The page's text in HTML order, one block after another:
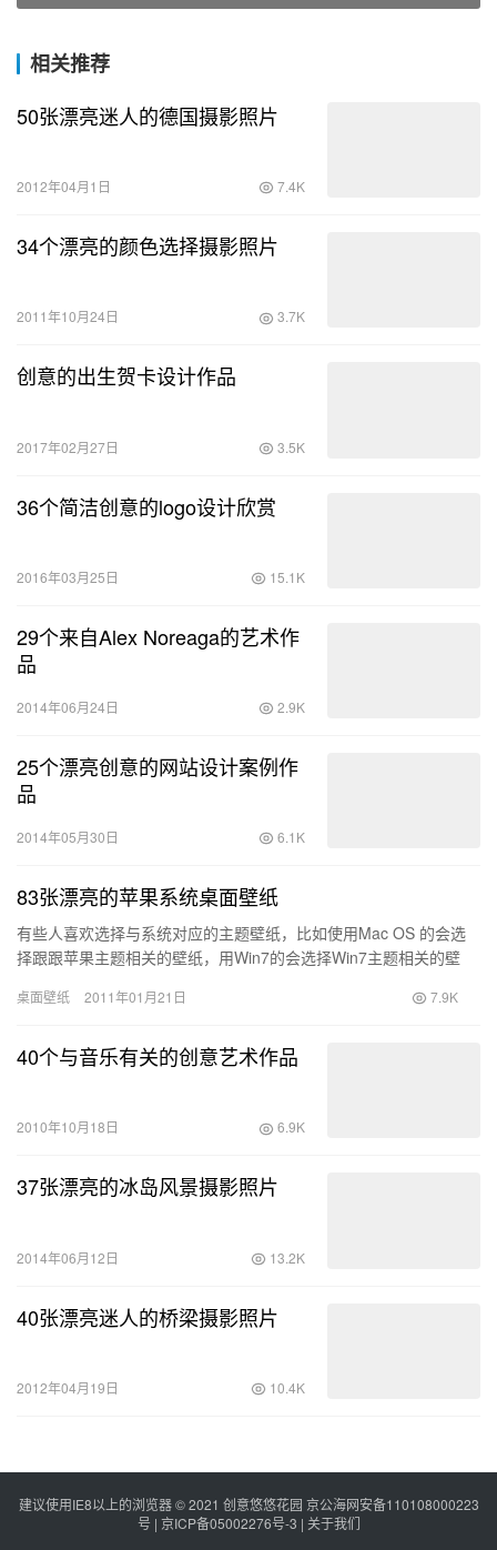
相关推荐
50张漂亮迷人的德国摄影照片
2012年04月1日 7.4K
34个漂亮的颜色选择摄影照片
2011年10月24日 3.7K
创意的出生贺卡设计作品
2017年02月27日 3.5K
36个简洁创意的logo设计欣赏
2016年03月25日 15.1K
29个来自Alex Noreaga的艺术作
品
2014年06月24日 2.9K
25个漂亮创意的网站设计案例作
品
2014年05月30日 6.1K
83张漂亮的苹果系统桌面壁纸
有些人喜欢选择与系统对应的主题壁纸，比如使用Mac OS 的会选
择跟跟苹果主题相关的壁纸，用Win7的会选择Win7主题相关的壁
桌面壁纸 2011年01月21日 7.9K
40个与音乐有关的创意艺术作品
2010年10月18日 6.9K
37张漂亮的冰岛风景摄影照片
2014年06月12日 13.2K
40张漂亮迷人的桥梁摄影照片
2012年04月19日 10.4K
建议使用IE8以上的浏览器 © 2021 创意悠悠花园 京公海网安备110108000223
号 | 京ICP备05002276号-3 | 关于我们